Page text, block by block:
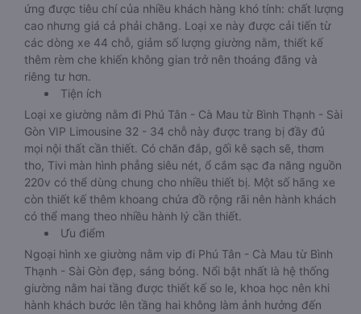
ứng được tiêu chí của nhiều khách hàng khó tính: chất lượng
cao nhưng giá cả phải chăng. Loại xe này được cải tiến từ
các dòng xe 44 chỗ, giảm số lượng giường nằm, thiết kế
thêm rèm che khiến không gian trở nên thoáng đãng và
riêng tư hơn.
Tiện ích
Loại xe giường nằm đi Phú Tân - Cà Mau từ Bình Thạnh - Sài
Gòn VIP Limousine 32 - 34 chỗ này được trang bị đầy đủ
mọi nội thất cần thiết. Có chăn đắp, gối kê sạch sẽ, thơm
tho, Tivi màn hình phẳng siêu nét, ổ cắm sạc đa năng nguồn
220v có thể dùng chung cho nhiều thiết bị. Một số hãng xe
còn thiết kế thêm khoang chứa đồ rộng rãi nên hành khách
có thể mang theo nhiều hành lý cần thiết.
Ưu điểm
Ngoại hình xe giường nằm vip đi Phú Tân - Cà Mau từ Bình
Thạnh - Sài Gòn đẹp, sáng bóng. Nổi bật nhất là hệ thống
giường nằm hai tầng được thiết kế so le, khoa học nên khi
hành khách bước lên tầng hai không làm ảnh hưởng đến